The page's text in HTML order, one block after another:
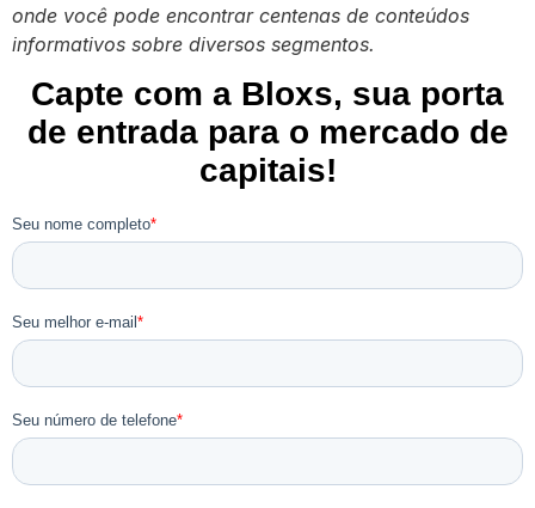
onde você pode encontrar centenas de conteúdos
informativos sobre diversos segmentos.